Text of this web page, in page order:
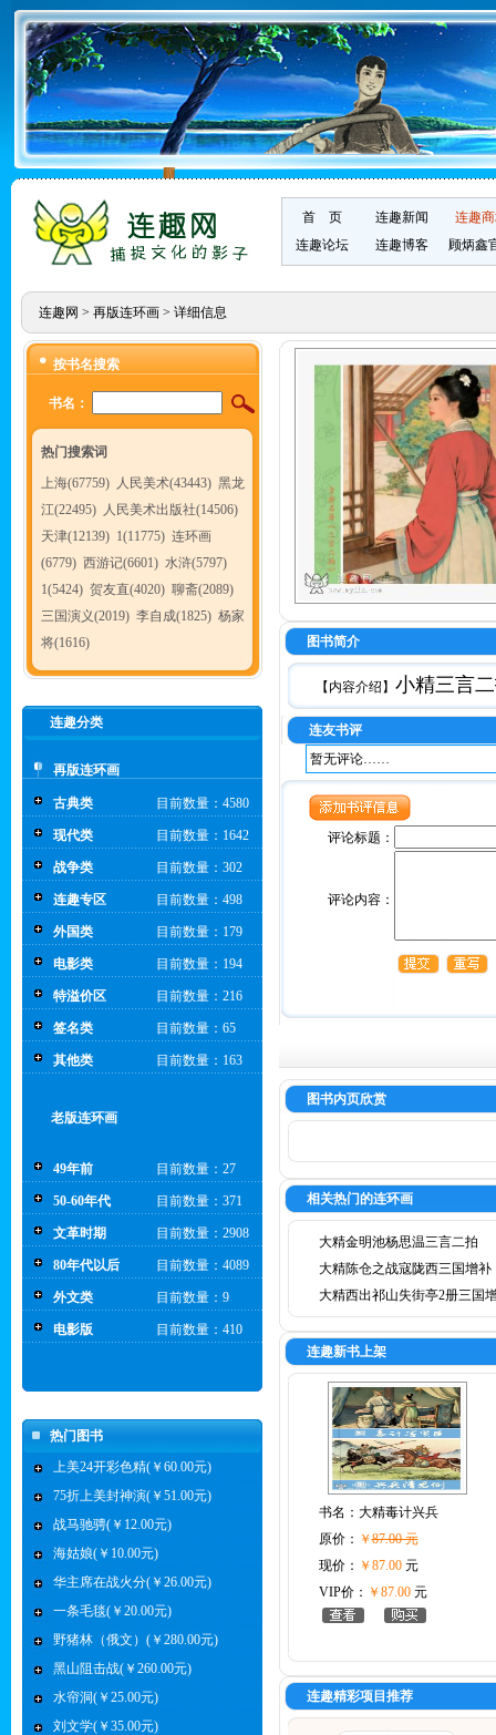
首 页 连趣新闻
连趣
连趣论坛
连趣博客 顾炳鑫
连趣网 > 再版连环画> 详细信息
按书名搜索
书名：
热门搜索词
上海(67759) 人民美术(43443) 黑龙
江(22495) 人民美术出版社(14506)
天津(12139) 1(11775) 连环画
(6779) 西游记(6601) 水浒(5797)
1(5424) 贺友直(4020) 聊斋(2089)
三国演义(2019) 李自成(1825) 杨家
将(1616)
连趣分类
再版连环画
古典类 目前数量：4580
现代类 目前数量：1642
战争类 目前数量：302
连趣专区 目前数量：498
外国类 目前数量：179
电影类 目前数量：194
特溢价区 目前数量：216
签名类 目前数量：65
其他类 目前数量：163
老版连环画
49年前 目前数量：27
50-60年代 目前数量：371
文革时期 目前数量：2908
80年代以后 目前数量：4089
外文类 目前数量：9
电影版 目前数量：410
热门图书
上美24开彩色精(￥60.00元)
75折上美封神演(￥51.00元)
战马驰骋(￥12.00元)
海姑娘(￥10.00元)
华主席在战火分(￥26.00元)
一条毛毯(￥20.00元)
野猪林（俄文）(￥280.00元)
黑山阻击战(￥260.00元)
水帘洞(￥25.00元)
刘文学(￥35.00元)
图书简介
【内容介绍】 小精三言
连友书评
暂无评论……
评论标题：
评论内容：
图书内页欣赏
相关热门的连环画
大精金明池杨思温三言二拍
大精陈仓之战寇陇西三国增补
大精西出祁山失街亭2册三国
连趣新书上架
书名： 大精毒计兴兵
原价： ￥87.00 元
现价： ￥87.00元
VIP价： ￥87.00元
连趣精彩项目推荐